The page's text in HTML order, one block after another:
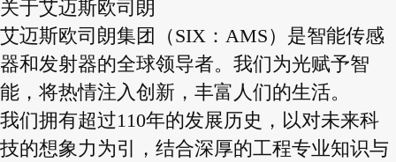
关于艾迈斯欧司朗
艾迈斯欧司朗集团（SIX：AMS）是智能传感
器和发射器的全球领导者。我们为光赋予智
能，将热情注入创新，丰富人们的生活。
我们拥有超过110年的发展历史，以对未来科
技的想象力为引，结合深厚的工程专业知识与